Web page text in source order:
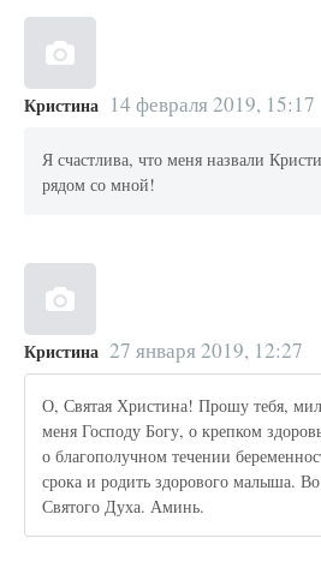
Кристина 14 февраля 2019, 15:17
Я счастлива, что меня назвали
рядом со мной!
Кристина 27 января 2019, 12:27
О, Святая Христина! Прошу тебя,
меня Господу Богу, о крепком
о благополучном течении
срока и родить здорового малыша.
Святого Духа. Аминь.